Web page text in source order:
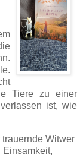
Tiere zu einer
ist, wie
Witwer
Einsamkeit,